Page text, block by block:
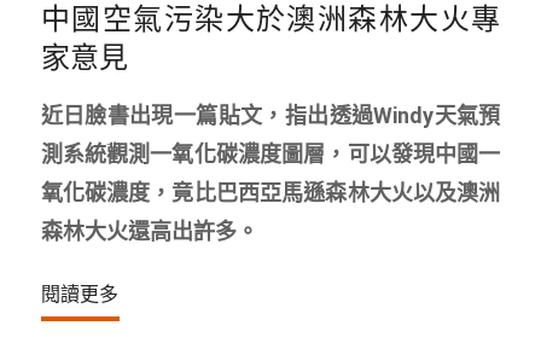
中國空氣污染大於澳洲森林大火專
家意見
近日臉書出現一篇貼文，指出透過Windy天氣預
測系統觀測一氧化碳濃度圖層，可以發現中國一
氧化碳濃度，竟比巴西亞馬遜森林大火以及澳洲
森林大火還高出許多。
閱讀更多